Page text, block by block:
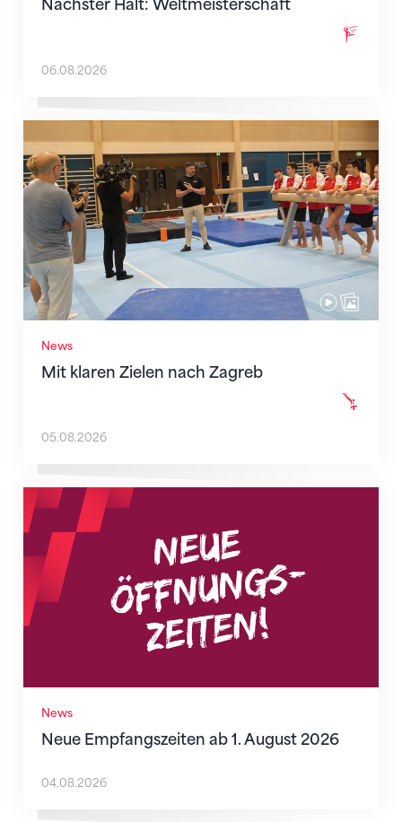
Nächster Halt: Weltmeisterschaft
06.08.2026
News
Mit klaren Zielen nach Zagreb
Mit klaren Zielen nach Zagreb
05.08.2026
News
Neue Empfangszeiten ab 1. August 2026
Neue Empfangszeiten ab 1. August 2026
04.08.2026